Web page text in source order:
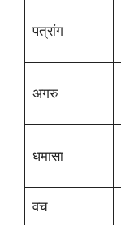
पत्रांग
अगरु
धमासा
वच